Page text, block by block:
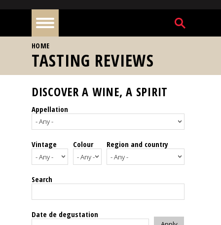
Home
Our
events
Spirits
Tasting
reviews
The
YOU ARE HERE
HOME
TASTING REVIEWS
DISCOVER A WINE, A SPIRIT
Appellation
Vintage Colour Region and country
Search
Date de degustation